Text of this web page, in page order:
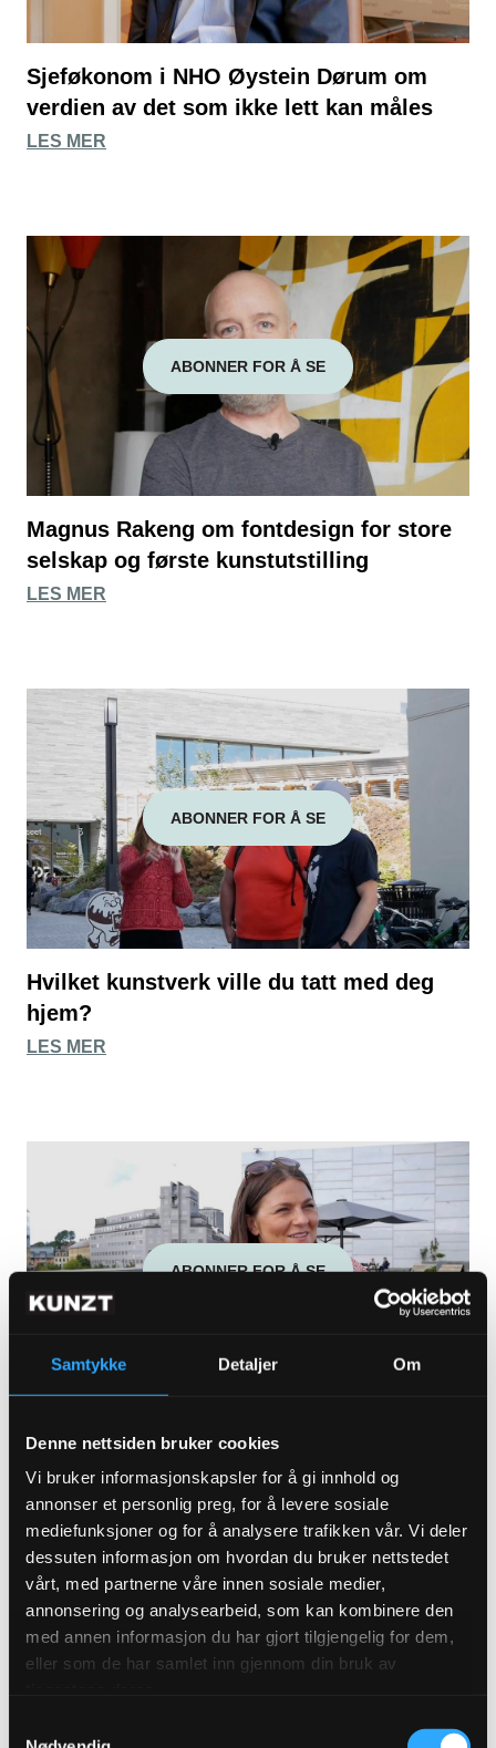
Samtykke Detaljer Om
Denne nettsiden bruker cookies
Vi bruker informasjonskapsler for å gi innhold og
annonser et personlig preg, for å levere sosiale
mediefunksjoner og for å analysere trafikken vår. Vi deler
dessuten informasjon om hvordan du bruker nettstedet
vårt, med partnerne våre innen sosiale medier,
annonsering og analysearbeid, som kan kombinere den
med annen informasjon du har gjort tilgjengelig for dem,
eller som de har samlet inn gjennom din bruk av
Sjeføkonom i NHO Øystein Dørum om
verdien av det som ikke lett kan måles
LES MER
ABONNER FOR Å SE
Magnus Rakeng om fontdesign for store
selskap og første kunstutstilling
LES MER
ABONNER FOR Å SE
Hvilket kunstverk ville du tatt med deg
hjem?
LES MER
ABONNER FOR Å SE
Sunniva Tillson på Nasjonalmuseet om
formidling, offentlig pengebruk og mer
LES MER